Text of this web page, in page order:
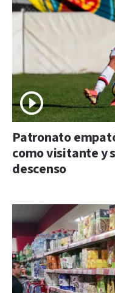
Patronato
como visitante y
descenso